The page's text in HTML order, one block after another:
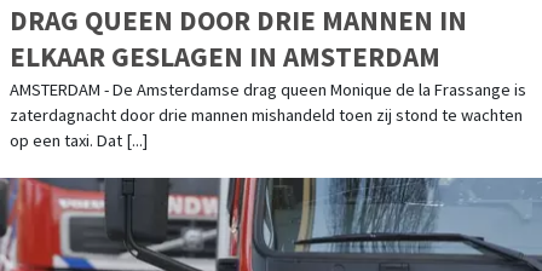
DRAG QUEEN DOOR DRIE MANNEN IN
ELKAAR GESLAGEN IN AMSTERDAM
AMSTERDAM - De Amsterdamse drag queen Monique de la Frassange is
zaterdagnacht door drie mannen mishandeld toen zij stond te wachten
op een taxi. Dat [...]